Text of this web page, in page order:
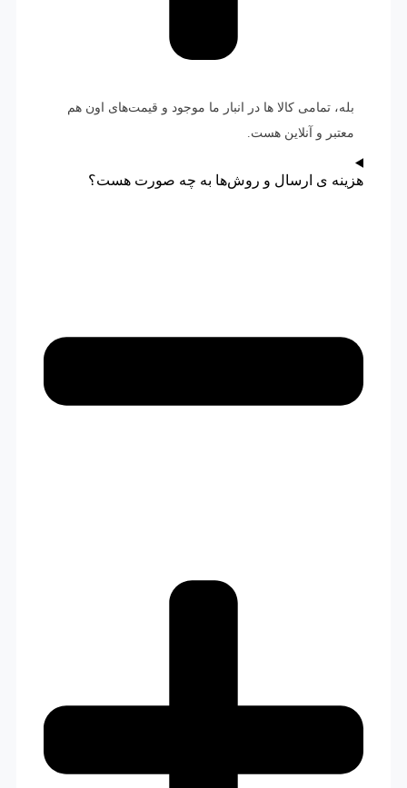
بله، تمامی کالا ها در انبار ما موجود و قیمت‌های اون هم
معتبر و آنلاین هست.
هزینه ی ارسال و روش‌ها به چه صورت هست؟